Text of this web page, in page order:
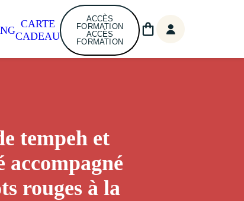
CARTE
CADEAU
ACCÈS
FORMATION
ACCÈS
FORMATION
tempeh et
accompagné
rouges à la